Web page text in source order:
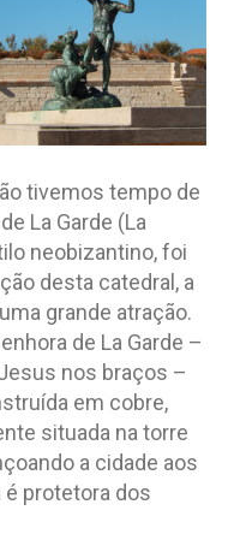
tivemos tempo de
La Garde (La
neobizantino, foi
desta catedral, a
grande atração.
de La Garde –
nos braços –
em cobre,
situada na torre
a cidade aos
é protetora dos